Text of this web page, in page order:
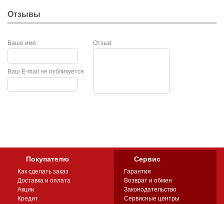
Отзывы
Ваше имя: Отзыв:
не публикуется
Ваш E-mail:
Покупателю
Как сделать заказ
Доставка и оплата
Акции
Кредит
Сервис
Гарантия
Возврат и обмен
Законодательство
Сервисные центры